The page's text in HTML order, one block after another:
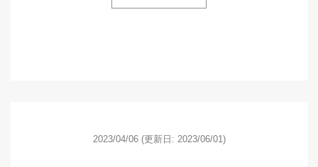
2023/04/06 (更新日: 2023/06/01)